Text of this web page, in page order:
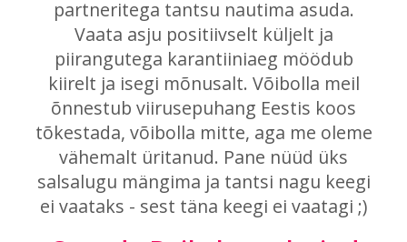
partneritega tantsu nautima asuda.
Vaata asju positiivselt küljelt ja
piirangutega karantiiniaeg möödub
kiirelt ja isegi mõnusalt. Võibolla meil
õnnestub viirusepuhang Eestis koos
tõkestada, võibolla mitte, aga me oleme
vähemalt üritanud. Pane nüüd üks
salsalugu mängima ja tantsi nagu keegi
ei vaataks - sest täna keegi ei vaatagi ;)